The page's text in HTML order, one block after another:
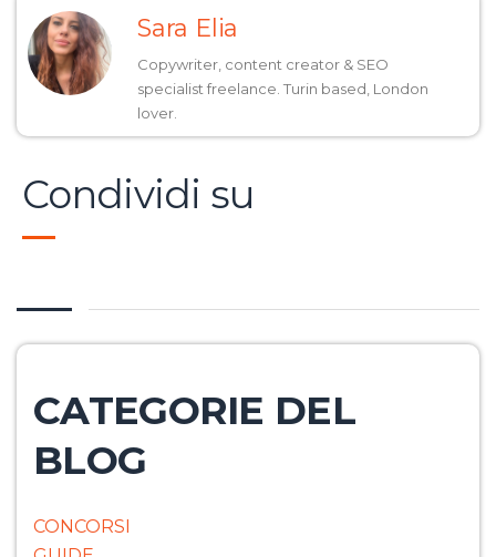
Sara Elia
Copywriter, content creator & SEO
specialist freelance. Turin based, London
lover.
Condividi su
CATEGORIE DEL
BLOG
CONCORSI